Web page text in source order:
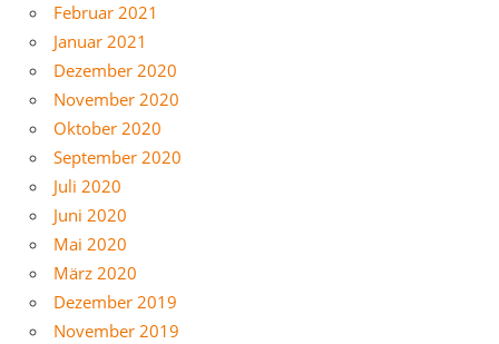
Februar 2021
Januar 2021
Dezember 2020
November 2020
Oktober 2020
September 2020
Juli 2020
Juni 2020
Mai 2020
März 2020
Dezember 2019
November 2019